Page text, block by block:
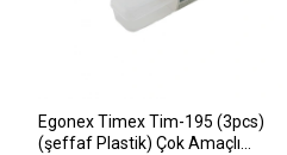
Egonex Timex Tim-195 (3pcs)
(şeffaf Plastik) Çok Amaçlı